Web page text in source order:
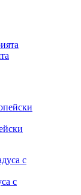
с